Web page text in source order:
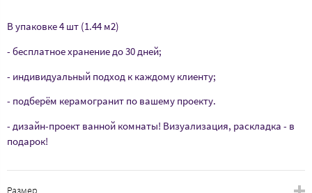
В упаковке 4 шт (1.44 м2)
- бесплатное хранение до 30 дней;
- индивидуальный подход к каждому клиенту;
- подберём керамогранит по вашему проекту.
- дизайн-проект ванной комнаты! Визуализация, раскладка - в
подарок!
Размер